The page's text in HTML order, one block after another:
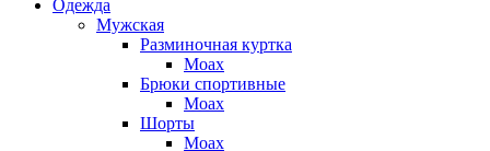
Одежда
Мужская
Разминочная куртка
Moax
Брюки спортивные
Moax
Шорты
Moax